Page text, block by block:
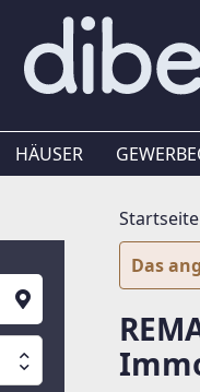
HÄUSER
Startseite
Das